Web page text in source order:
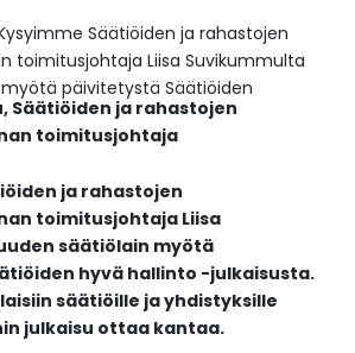
Säätiöiden ja rahastojen
toimitusjohtaja Liisa Suvikummulta
päivitetystä Säätiöiden
Säätiöiden ja rahastojen
toimitusjohtaja
ja rahastojen
toimitusjohtaja Liisa
säätiölain myötä
hyvä hallinto -julkaisusta.
säätiöille ja yhdistyksille
julkaisu ottaa kantaa.